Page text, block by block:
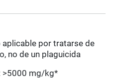
aplicable por tratarse de
no de un plaguicida
>5000 mg/kg*